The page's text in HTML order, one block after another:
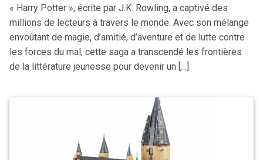
« Harry Potter », écrite par J.K. Rowling, a captivé des
millions de lecteurs à travers le monde. Avec son mélange
envoûtant de magie, d’amitié, d’aventure et de lutte contre
les forces du mal, cette saga a transcendé les frontières
de la littérature jeunesse pour devenir un […]